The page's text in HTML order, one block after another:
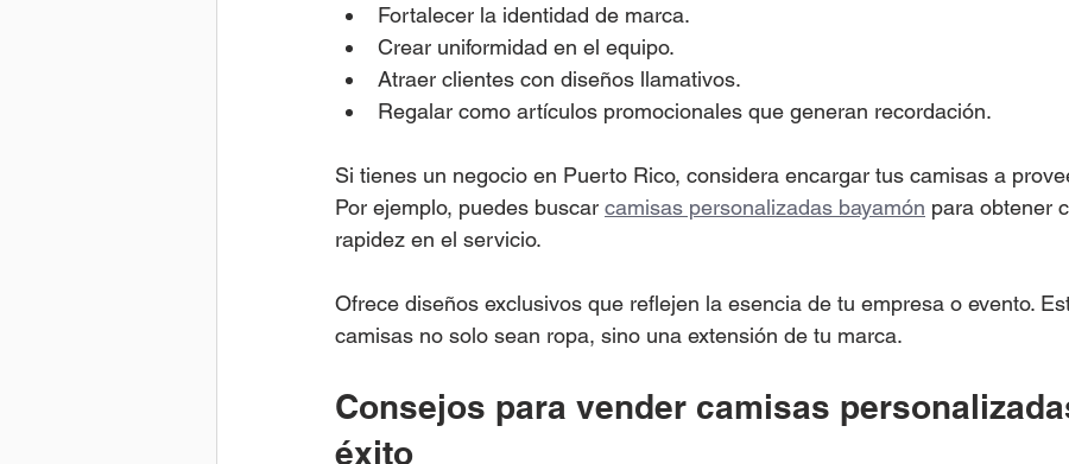
Fortalecer la identidad de marca.
Crear uniformidad en el equipo.
Atraer clientes con diseños llamativos.
Regalar como artículos promocionales que generan recordación.
Si tienes un negocio en Puerto Rico, considera encargar tus camisas a
Por ejemplo, puedes buscar camisas personalizadas bayamón para obtener
rapidez en el servicio.
Ofrece diseños exclusivos que reflejen la esencia de tu empresa o evento.
camisas no solo sean ropa, sino una extensión de tu marca.
Consejos para vender camisas
éxito